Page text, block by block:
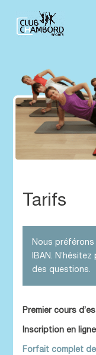
Tarifs
Nous
IBAN.
des questions.
Premier cours
Inscription en
Forfait complet